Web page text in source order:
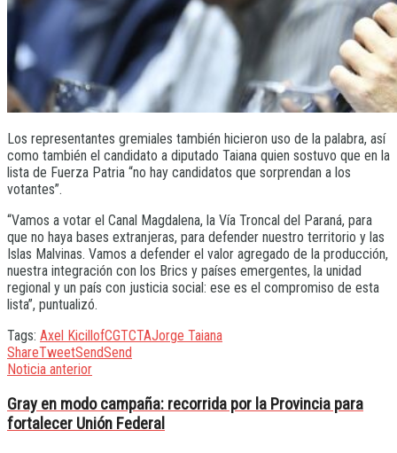
Los representantes gremiales también hicieron uso de la palabra, así
como también el candidato a diputado Taiana quien sostuvo que en la
lista de Fuerza Patria “no hay candidatos que sorprendan a los
votantes”.
“Vamos a votar el Canal Magdalena, la Vía Troncal del Paraná, para
que no haya bases extranjeras, para defender nuestro territorio y las
Islas Malvinas. Vamos a defender el valor agregado de la producción,
nuestra integración con los Brics y países emergentes, la unidad
regional y un país con justicia social: ese es el compromiso de esta
lista”, puntualizó.
Tags: Axel KicillofCGTCTAJorge Taiana
ShareTweetSendSend
Noticia anterior
Gray en modo campaña: recorrida por la Provincia para
fortalecer Unión Federal